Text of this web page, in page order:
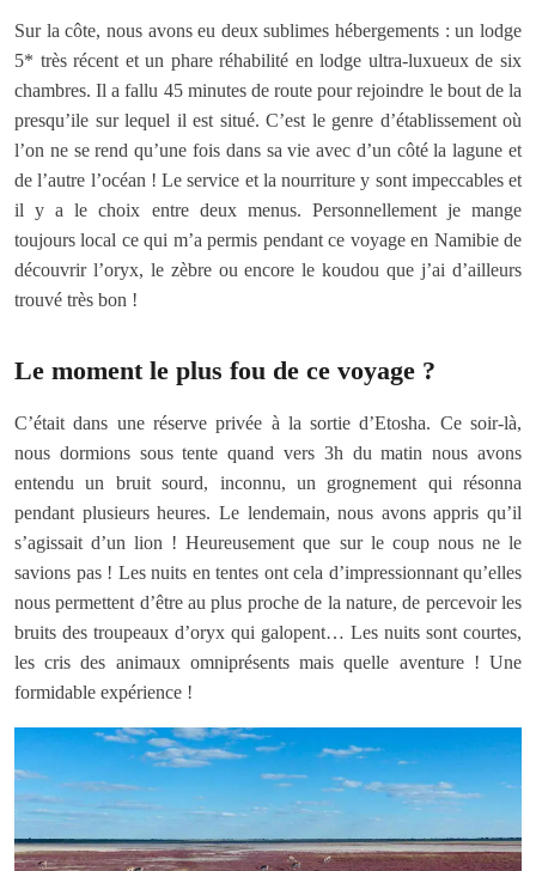
Sur la côte, nous avons eu deux sublimes hébergements : un lodge
5* très récent et un phare réhabilité en lodge ultra-luxueux de six
chambres. Il a fallu 45 minutes de route pour rejoindre le bout de la
presqu’ile sur lequel il est situé. C’est le genre d’établissement où
l’on ne se rend qu’une fois dans sa vie avec d’un côté la lagune et
de l’autre l’océan ! Le service et la nourriture y sont impeccables et
il y a le choix entre deux menus. Personnellement je mange
toujours local ce qui m’a permis pendant ce voyage en Namibie de
découvrir l’oryx, le zèbre ou encore le koudou que j’ai d’ailleurs
trouvé très bon !
Le moment le plus fou de ce voyage ?
C’était dans une réserve privée à la sortie d’Etosha. Ce soir-là,
nous dormions sous tente quand vers 3h du matin nous avons
entendu un bruit sourd, inconnu, un grognement qui résonna
pendant plusieurs heures. Le lendemain, nous avons appris qu’il
s’agissait d’un lion ! Heureusement que sur le coup nous ne le
savions pas ! Les nuits en tentes ont cela d’impressionnant qu’elles
nous permettent d’être au plus proche de la nature, de percevoir les
bruits des troupeaux d’oryx qui galopent… Les nuits sont courtes,
les cris des animaux omniprésents mais quelle aventure ! Une
formidable expérience !